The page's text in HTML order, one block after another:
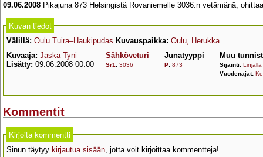
09.06.2008 Pikajuna 873 Helsingistä Rovaniemelle 3036:n vetämänä,
Kuvan tiedot
Välillä: Oulu Tuira–Haukipudas Kuvauspaikka: Oulu, Herukka
Kuvaaja: Jaska Tyni
Lisätty: 09.06.2008 00:00
Sähköveturi
Sr1 : 3036
Junatyyppi
P: 873
Muu
Sijainti: Linjalla
Vuodenajat:
Kommentit
Kirjoita kommentti
Sinun täytyy kirjautua sisään, jotta voit kirjoittaa kommentteja!